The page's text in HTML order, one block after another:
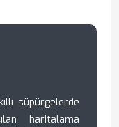
süpürgelerde
haritalama